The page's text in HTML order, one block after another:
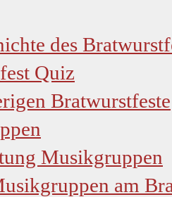
des
Quiz
Bratwurstfeste
Musikgruppen
am